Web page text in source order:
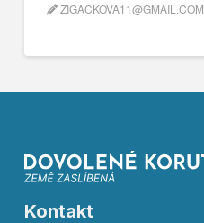
ZIGACKOVA11@GMAIL.COM
Kontakt